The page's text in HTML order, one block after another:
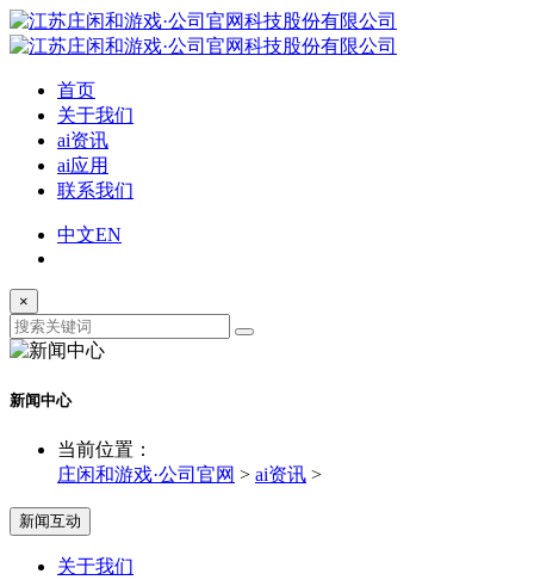
首页
关于我们
ai资讯
ai应用
联系我们
中文EN
×
新闻中心
当前位置：
庄闲和游戏·公司官网 > ai资讯 >
新闻互动
关于我们